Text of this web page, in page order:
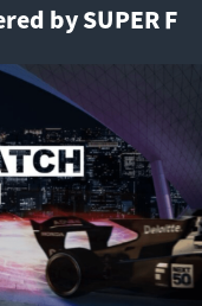
by SUPER F